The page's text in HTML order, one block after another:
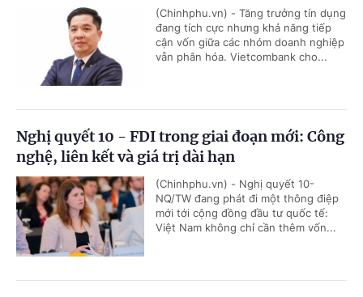
(Chinhphu.vn) - Tăng trưởng tín dụng
đang tích cực nhưng khả năng tiếp
cận vốn giữa các nhóm doanh nghiệp
vẫn phân hóa. Vietcombank cho...
Nghị quyết 10 - FDI trong giai đoạn mới: Công
nghệ, liên kết và giá trị dài hạn
(Chinhphu.vn) - Nghị quyết 10-
NQ/TW đang phát đi một thông điệp
mới tới cộng đồng đầu tư quốc tế:
Việt Nam không chỉ cần thêm vốn...